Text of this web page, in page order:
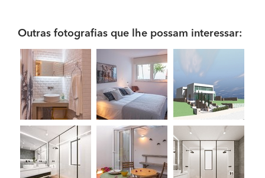
Outras fotografias que lhe possam interessar: